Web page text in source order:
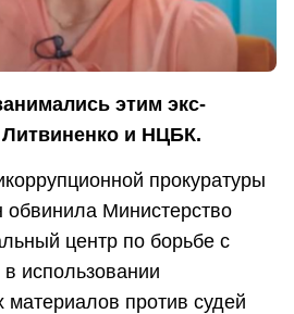
этим экс-
и НЦБК.
прокуратуры
обвинила Министерство
центр по борьбе с
использовании
против судей